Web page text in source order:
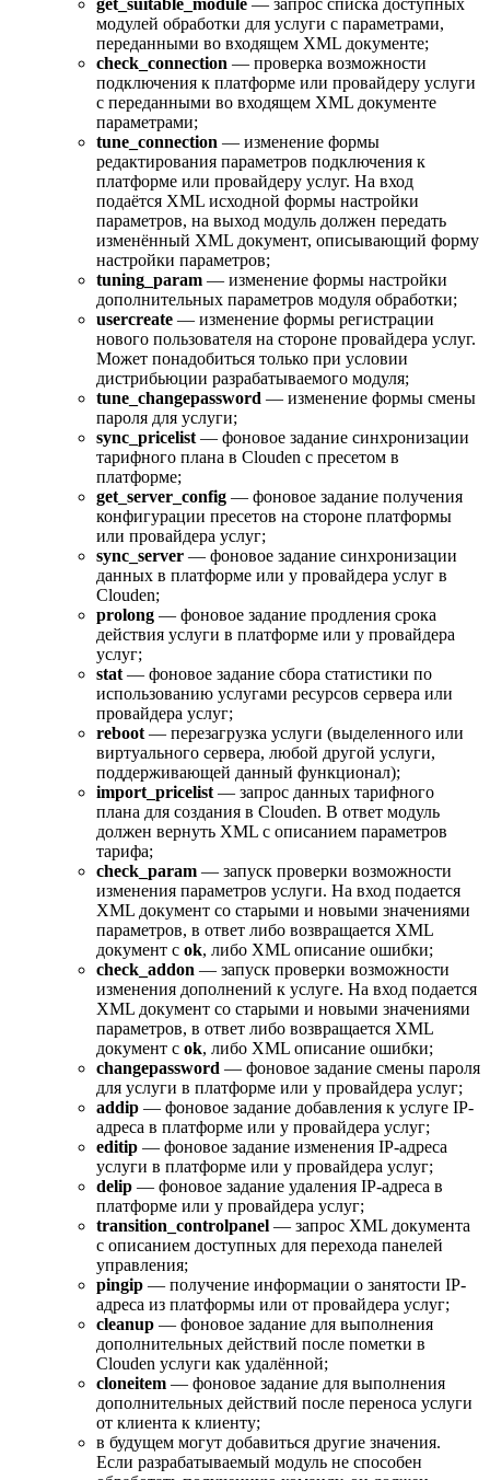
модулей обработки для услуги с параметрами,
переданными во входящем XML документе;
check_connection — проверка возможности
подключения к платформе или провайдеру услуги
с переданными во входящем XML документе
параметрами;
tune_connection — изменение формы
редактирования параметров подключения к
платформе или провайдеру услуг. На вход
подаётся XML исходной формы настройки
параметров, на выход модуль должен передать
изменённый XML документ, описывающий форму
настройки параметров;
tuning_param — изменение формы настройки
дополнительных параметров модуля обработки;
usercreate — изменение формы регистрации
нового пользователя на стороне провайдера услуг.
Может понадобиться только при условии
дистрибьюции разрабатываемого модуля;
tune_changepassword — изменение формы смены
пароля для услуги;
sync_pricelist — фоновое задание синхронизации
тарифного плана в Clouden с пресетом в
платформе;
get_server_config — фоновое задание получения
конфигурации пресетов на стороне платформы
или провайдера услуг;
sync_server — фоновое задание синхронизации
данных в платформе или у провайдера услуг в
Clouden;
prolong — фоновое задание продления срока
действия услуги в платформе или у провайдера
услуг;
stat — фоновое задание сбора статистики по
использованию услугами ресурсов сервера или
провайдера услуг;
reboot — перезагрузка услуги (выделенного или
виртуального сервера, любой другой услуги,
поддерживающей данный функционал);
import_pricelist — запрос данных тарифного
плана для создания в Clouden. В ответ модуль
должен вернуть XML с описанием параметров
тарифа;
check_param — запуск проверки возможности
изменения параметров услуги. На вход подается
XML документ со старыми и новыми значениями
параметров, в ответ либо возвращается XML
документ с ok, либо XML описание ошибки;
check_addon — запуск проверки возможности
изменения дополнений к услуге. На вход подается
XML документ со старыми и новыми значениями
параметров, в ответ либо возвращается XML
документ с ok, либо XML описание ошибки;
changepassword — фоновое задание смены пароля
для услуги в платформе или у провайдера услуг;
addip — фоновое задание добавления к услуге IP-
адреса в платформе или у провайдера услуг;
editip — фоновое задание изменения IP-адреса
услуги в платформе или у провайдера услуг;
delip — фоновое задание удаления IP-адреса в
платформе или у провайдера услуг;
transition_controlpanel — запрос XML документа
с описанием доступных для перехода панелей
управления;
pingip — получение информации о занятости IP-
адреса из платформы или от провайдера услуг;
cleanup — фоновое задание для выполнения
дополнительных действий после пометки в
Clouden услуги как удалённой;
cloneitem — фоновое задание для выполнения
дополнительных действий после переноса услуги
от клиента к клиенту;
в будущем могут добавиться другие значения.
Если разрабатываемый модуль не способен